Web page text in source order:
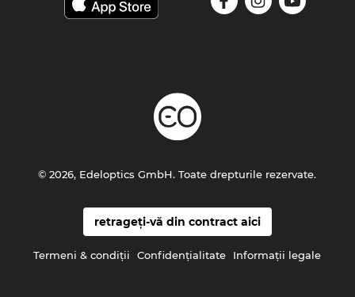
retrageți-vă din contract aici
Termeni & condiţii Confidenţialitate Informaţii legale
© 2026, Edeloptics GmbH. Toate drepturile rezervate.